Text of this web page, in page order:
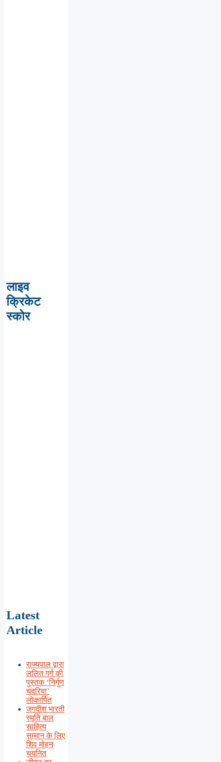
लाइव
क्रिकेट
स्कोर
Latest
Article
राज्यपाल द्वारा
ललित गर्ग की
पुस्तक ‘निर्गुण
चदरिया’
लोकार्पित
जगदीश भारती
स्मृति बाल
साहित्य
सम्मान के लिए
शिव मोहन
चयनित